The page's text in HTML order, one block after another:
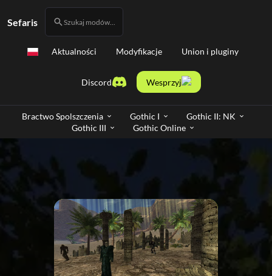
Sefaris Szukaj modów...
Aktualności Modyfikacje Union i pluginy
Discord Wesprzyj
Bractwo Spolszczenia Gothic I
Gothic II: NK
Gothic III
Gothic Online